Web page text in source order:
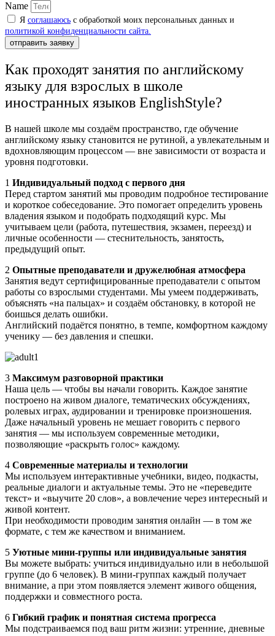
Name
Я соглашаюсь с обработкой моих персональных данных и
политикой конфиденциальности сайта.
отправить заявку
Как проходят занятия по английскому
языку для взрослых в школе
иностранных языков EnglishStyle?
В нашей школе мы создаём пространство, где обучение
английскому языку становится не рутиной, а увлекательным и
вдохновляющим процессом — вне зависимости от возраста и
уровня подготовки.
1 Индивидуальный подход с первого дня
Перед стартом занятий мы проводим подробное тестирование
и короткое собеседование. Это помогает определить уровень
владения языком и подобрать подходящий курс. Мы
учитываем цели (работа, путешествия, экзамен, переезд) и
личные особенности — стеснительность, занятость,
предыдущий опыт.
2 Опытные преподаватели и дружелюбная атмосфера
Занятия ведут сертифицированные преподаватели с опытом
работы со взрослыми студентами. Мы умеем поддерживать,
объяснять «на пальцах» и создаём обстановку, в которой не
боишься делать ошибки.
Английский подаётся понятно, в темпе, комфортном каждому
ученику — без давления и спешки.
3 Максимум разговорной практики
Наша цель — чтобы вы начали говорить. Каждое занятие
построено на живом диалоге, тематических обсуждениях,
ролевых играх, аудировании и тренировке произношения.
Даже начальный уровень не мешает говорить с первого
занятия — мы используем современные методики,
позволяющие «раскрыть голос» каждому.
4 Современные материалы и технологии
Мы используем интерактивные учебники, видео, подкасты,
реальные диалоги и актуальные темы. Это не «переведите
текст» и «выучите 20 слов», а вовлечение через интересный и
живой контент.
При необходимости проводим занятия онлайн — в том же
формате, с тем же качеством и вниманием.
5 Уютные мини-группы или индивидуальные занятия
Вы можете выбрать: учиться индивидуально или в небольшой
группе (до 6 человек). В мини-группах каждый получает
внимание, а при этом появляется элемент живого общения,
поддержки и совместного роста.
6 Гибкий график и понятная система прогресса
Мы подстраиваемся под ваш ритм жизни: утренние, дневные